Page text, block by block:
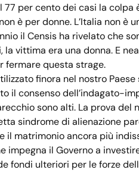
77 per cento dei casi la colpa
è per donne. L’Italia non è
il Censis ha rivelato che
vittima era una donna. E
fermare questa strage.
finora nel nostro Paese
il consenso dell’indagato-
sono alti. La prova del
sindrome di alienazione
il matrimonio ancora più
impegna il Governo a
fondi ulteriori per le forze